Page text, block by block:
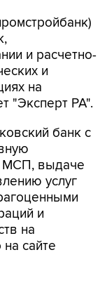
и расчетно-
и
на
"Эксперт РА".
банк с
МСП, выдаче
услуг
и
на
сайте